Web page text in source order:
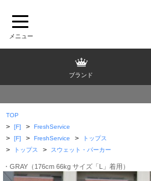
ブランド
TOP
> [F] > FreshService
> [F] > FreshService > トップス
> トップス > スウェット・パーカー
・GRAY（176cm 66kg サイズ「L」着用）